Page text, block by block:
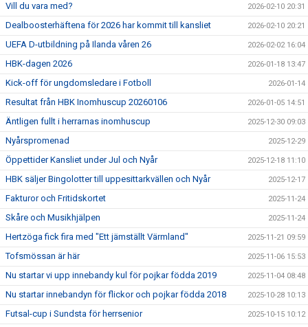
Vill du vara med? 2026-02-10 20:31
Dealboosterhäftena för 2026 har kommit till kansliet 2026-02-10 20:21
UEFA D-utbildning på Ilanda våren 26 2026-02-02 16:04
HBK-dagen 2026 2026-01-18 13:47
Kick-off för ungdomsledare i Fotboll 2026-01-14
Resultat från HBK Inomhuscup 20260106 2026-01-05 14:51
Äntligen fullt i herrarnas inomhuscup 2025-12-30 09:03
Nyårspromenad 2025-12-29
Öppettider Kansliet under Jul och Nyår 2025-12-18 11:10
HBK säljer Bingolotter till uppesittarkvällen och Nyår 2025-12-17
Fakturor och Fritidskortet 2025-11-24
Skåre och Musikhjälpen 2025-11-24
Hertzöga fick fira med "Ett jämställt Värmland" 2025-11-21 09:59
Tofsmössan är här 2025-11-06 15:53
Nu startar vi upp innebandy kul för pojkar födda 2019 2025-11-04 08:48
Nu startar innebandyn för flickor och pojkar födda 2018 2025-10-28 10:13
Futsal-cup i Sundsta för herrsenior 2025-10-15 10:12